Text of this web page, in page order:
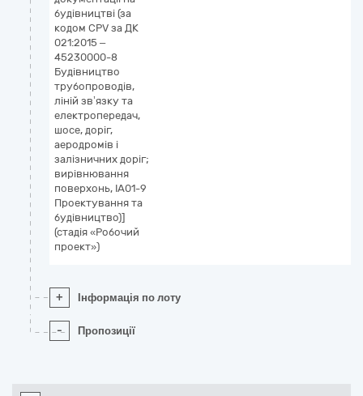
будівництві (за
кодом CPV за ДК
021:2015 –
45230000-8
Будівництво
трубопроводів,
ліній зв’язку та
електропередач,
шосе, доріг,
аеродромів і
залізничних доріг;
вирівнювання
поверхонь, ІА01-9
Проектування та
будівництво)]
(стадія «Робочий
проект»)
+ Інформація по лоту
- Пропозиції